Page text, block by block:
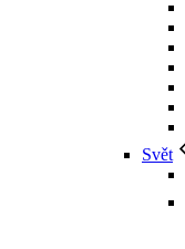
Svět